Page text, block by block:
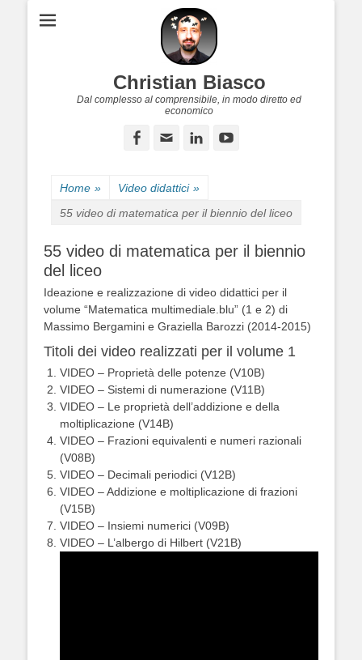
Christian Biasco
Dal complesso al comprensibile, in modo diretto ed
economico
Facebook
Email LinkedIn
Home » Video didattici »
55 video di matematica per il biennio del liceo
55 video di matematica per il biennio
del liceo
Ideazione e realizzazione di video didattici per il
volume “Matematica multimediale.blu” (1 e 2) di
Massimo Bergamini e Graziella Barozzi (2014-2015)
Titoli dei video realizzati per il volume 1
VIDEO – Proprietà delle potenze (V10B)
VIDEO – Sistemi di numerazione (V11B)
VIDEO – Le proprietà dell’addizione e della
moltiplicazione (V14B)
VIDEO – Frazioni equivalenti e numeri razionali
(V08B)
VIDEO – Decimali periodici (V12B)
VIDEO – Addizione e moltiplicazione di frazioni
(V15B)
VIDEO – Insiemi numerici (V09B)
VIDEO – L’albergo di Hilbert (V21B)